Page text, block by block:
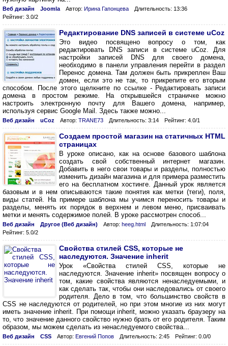
Веб дизайн Joomla Автор: Ирина Гапонцева
Длительность: 13:36
Рейтинг: 3.0/2
Редактирование DNS записей в системе uCoz
Это видео посвящено вопросу о том, как
редактировать DNS записи в системе uCoz. Для
настройки записей DNS для своего домена,
необходимо в панели управления перейти в раздел
Перенос домена. Там должен быть прикреплен Ваш
домен, если это не так, то прикрепите его вторым
способом. После этого щелкните по ссылке - Редактировать записи
домена в простом режиме. На открывшейся страничке можно
настроить электронную почту для Вашего домена, например,
используя сервис Google Mail. Здесь также можно...
Веб дизайн uCoz Автор: TRANE73 Длительность: 3:14 Рейтинг: 4.0/1
Создаем простой магазин на статичных HTML
страницах
В уроке описано, как на основе базового шаблона
создать свой собственный интернет магазин.
Добавить в него свои товары и разделы, полностью
изменить дизайн магазина и для примера разместить
его на бесплатном хостинге. Данный урок является
базовым и в нем описываются такие понятия как метки (теги), поля,
виды статей. На примере шаблона мы учимся переносить товары и
разделы, менять их порядок в верхнем и левом меню, присваивать
метки и менять содержимое полей. В уроке рассмотрен способ...
Веб дизайн Другое (Веб дизайн) Автор: heeg.html
Длительность: 1:07:04
Рейтинг: 5.0/2
Свойства стилей CSS, которые не
наследуются. Значение inherit
Урок «Свойства стилей CSS, которые не
наследуются. Значение inherit» посвящен вопросу о
том, какие свойства являются ненаследуемыми, и
как сделать так, чтобы они наследовались от своего
родителя. Дело в том, что большинство свойств в
CSS не наследуются от родителей, но при этом многие из них могут
иметь значение inherit. При помощи inherit, можно указать браузеру на
то, что значение данного свойство нужно брать от его родителя. Таким
образом, мы можем сделать из ненаследуемого свойства...
Веб дизайн CSS Автор: Евгений Попов Длительность: 2:45 Рейтинг: 0.0/0